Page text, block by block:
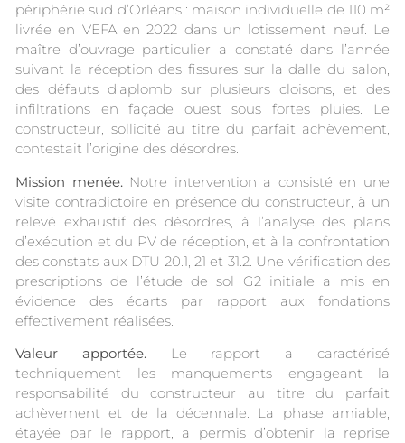
périphérie sud d’Orléans : maison individuelle de 110 m²
livrée en VEFA en 2022 dans un lotissement neuf. Le
maître d’ouvrage particulier a constaté dans l’année
suivant la réception des fissures sur la dalle du salon,
des défauts d’aplomb sur plusieurs cloisons, et des
infiltrations en façade ouest sous fortes pluies. Le
constructeur, sollicité au titre du parfait achèvement,
contestait l’origine des désordres.
Mission menée. Notre intervention a consisté en une
visite contradictoire en présence du constructeur, à un
relevé exhaustif des désordres, à l’analyse des plans
d’exécution et du PV de réception, et à la confrontation
des constats aux DTU 20.1, 21 et 31.2. Une vérification des
prescriptions de l’étude de sol G2 initiale a mis en
évidence des écarts par rapport aux fondations
effectivement réalisées.
Valeur apportée.Le rapport a caractérisé
techniquement les manquements engageant la
responsabilité du constructeur au titre du parfait
achèvement et de la décennale. La phase amiable,
étayée par le rapport, a permis d’obtenir la reprise